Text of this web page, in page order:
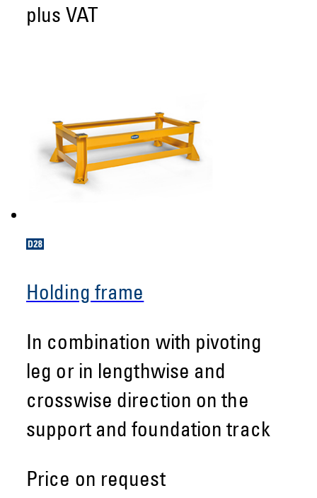
plus VAT
Holding frame
In combination with pivoting
leg or in lengthwise and
crosswise direction on the
support and foundation track
Price on request